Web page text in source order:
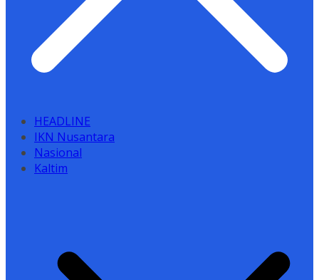
HEADLINE
IKN Nusantara
Nasional
Kaltim